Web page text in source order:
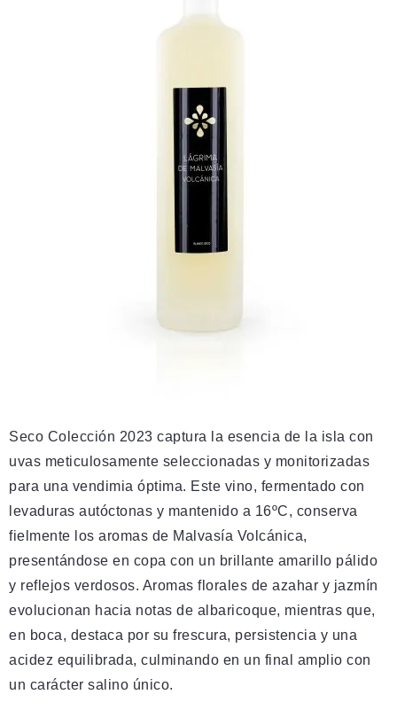
Seco Colección 2023 captura la esencia de la isla con
uvas meticulosamente seleccionadas y monitorizadas
para una vendimia óptima. Este vino, fermentado con
levaduras autóctonas y mantenido a 16ºC, conserva
fielmente los aromas de Malvasía Volcánica,
presentándose en copa con un brillante amarillo pálido
y reflejos verdosos. Aromas florales de azahar y jazmín
evolucionan hacia notas de albaricoque, mientras que,
en boca, destaca por su frescura, persistencia y una
acidez equilibrada, culminando en un final amplio con
un carácter salino único.